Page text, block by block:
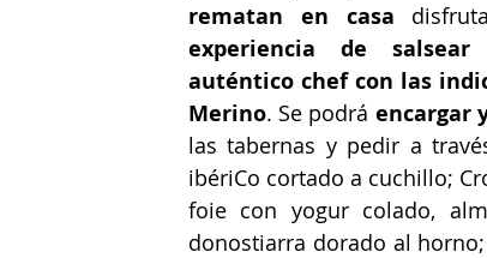
rematan en casa
experiencia de
auténtico chef con las
Merino. Se podrá encargar
las tabernas y pedir a
ibériCo cortado a cuchillo;
foie con yogur colado,
donostiarra dorado al